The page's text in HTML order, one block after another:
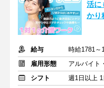
活に
かり
給与
雇用形態
アルバイト
シフト
週1日以上